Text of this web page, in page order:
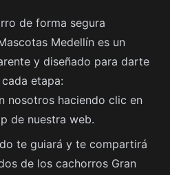
de forma segura
Medellín es un
y diseñado para darte
etapa:
nosotros haciendo clic en
de nuestra web.
te guiará y te compartirá
de los cachorros Gran